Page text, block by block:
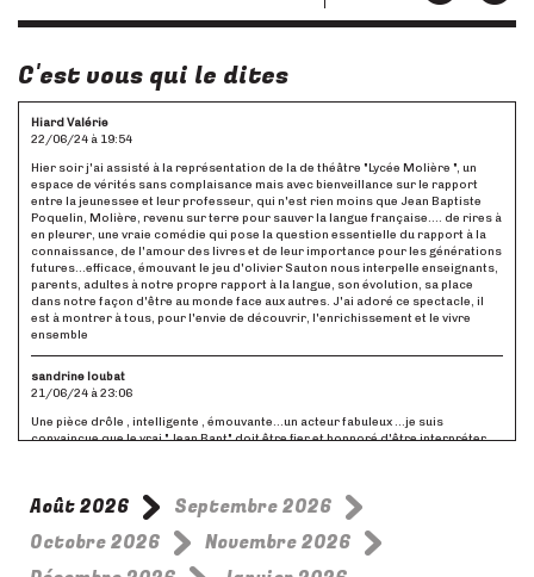
C'est vous qui le dites
Hiard Valérie
22/06/24 à 19:54
Hier soir j'ai assisté à la représentation de la de théâtre "Lycée Molière ", un
espace de vérités sans complaisance mais avec bienveillance sur le rapport
entre la jeunessee et leur professeur, qui n'est rien moins que Jean Baptiste
Poquelin, Molière, revenu sur terre pour sauver la langue française.... de rires à
en pleurer, une vraie comédie qui pose la question essentielle du rapport à la
connaissance, de l'amour des livres et de leur importance pour les générations
futures...efficace, émouvant le jeu d'olivier Sauton nous interpelle enseignants,
parents, adultes à notre propre rapport à la langue, son évolution, sa place
dans notre façon d'être au monde face aux autres. J'ai adoré ce spectacle, il
est à montrer à tous, pour l'envie de découvrir, l'enrichissement et le vivre
ensemble
sandrine loubat
21/06/24 à 23:06
Une pièce drôle , intelligente , émouvante...un acteur fabuleux ...je suis
convaincue que le vrai "Jean Bapt" doit être fier et honnoré d'être interpréter
21/06/24 à 21:32
Août 2026
Septembre 2026
Octobre 2026
Novembre 2026